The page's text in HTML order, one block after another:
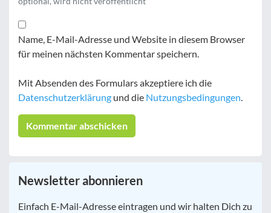
Name, E-Mail-Adresse und Website in diesem Browser
für meinen nächsten Kommentar speichern.
Mit Absenden des Formulars akzeptiere ich die
Datenschutzerklärung und die Nutzungsbedingungen
Newsletter abonnieren
E-
Einfach E-Mail-Adresse eintragen und wir halten Dich zu